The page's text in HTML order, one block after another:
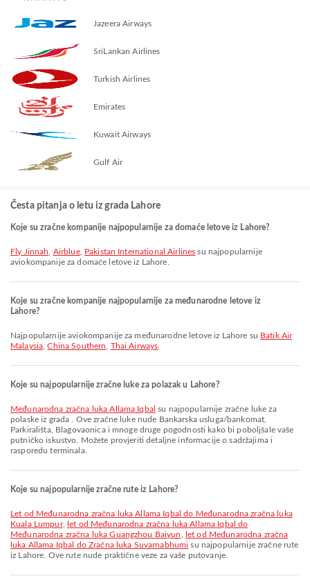
Jazeera Airways
SriLankan Airlines
Turkish Airlines
Emirates
Kuwait Airways
Gulf Air
Česta pitanja o letu iz grada Lahore
Koje su zračne kompanije najpopularnije za domaće letove iz Lahore?
Fly Jinnah Airblue, Pakistan International Airlines su najpopularnije
aviokompanije za domaće letove iz Lahore.
Koje su zračne kompanije najpopularnije za međunarodne letove iz
Lahore?
Najpopularnije aviokompanije za međunarodne letove iz Lahore su Batik Air
Malaysia ,China Southern Thai Airways
Koje su najpopularnije zračne luke za polazak u Lahore?
Međunarodna zračna luka Allama Iqbal su najpopularnije zračne luke za
polaske iz grada . Ove zračne luke nude Bankarska usluga/bankomat,
Parkirališta, Blagovaonica i mnoge druge pogodnosti kako bi poboljšale vaše
putničko iskustvo. Možete provjeriti detaljne informacije o sadržajima i
rasporedu terminala.
Koje su najpopularnije zračne rute iz Lahore?
let od Međunarodna zračna luka Allama Iqbal do Međunarodna zračna luka
Kuala Lumpur,
let od Međunarodna zračna luka Allama Iqbal do
Međunarodna zračna luka Guangzhou Baiyun
let od Međunarodna zračna
luka Allama Iqbal do Zračna luka Suvarnabhumi su najpopularnije zračne rute
iz Lahore. Ove rute nude praktične veze za vaše putovanje.